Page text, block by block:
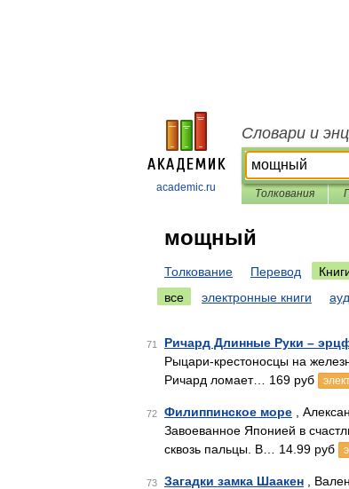
academic.ru
Словари и
Толкования
мощный
Толкование Перевод
все
электронные книги
71 Ричард Длинные Руки –
Рыцари-крестоносцы на
Ричард ломает… 169 руб
72 Филиппинское море ,
Завоеванное Японией в
сквозь пальцы. В… 14.99 руб
73 Загадки замка Шаакен ,